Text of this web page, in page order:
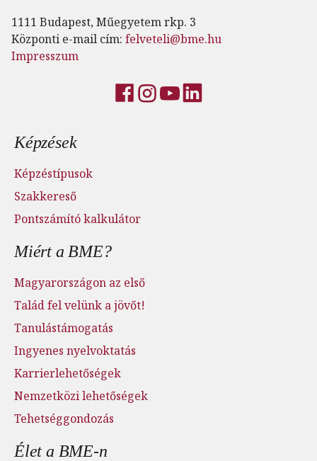
1111 Budapest, Műegyetem rkp. 3
Központi e-mail cím: felveteli@bme.hu
Impresszum
Lábléc menü
Képzések
Képzéstípusok
Szakkereső
Pontszámító kalkulátor
Miért a BME?
Magyarországon az első
Talád fel velünk a jövőt!
Tanulástámogatás
Ingyenes nyelvoktatás
Karrierlehetőségek
Nemzetközi lehetőségek
Tehetséggondozás
Élet a BME-n